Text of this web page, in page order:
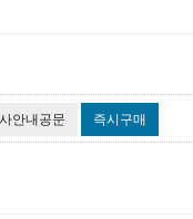
안내공문 즉시구매